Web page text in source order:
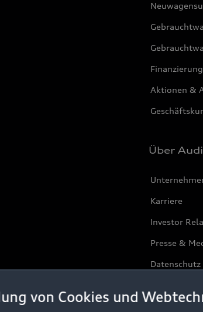
Finanzierung
Aktionen &
Über Audi
Karriere
Investor
Presse &
Datenschutz
von Cookies und